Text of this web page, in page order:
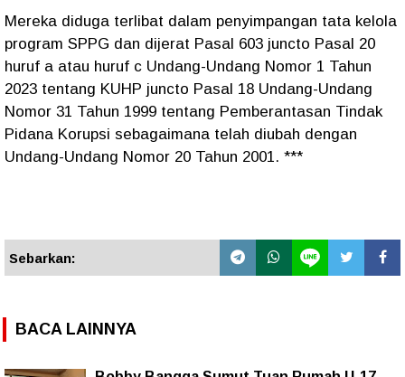
Mereka diduga terlibat dalam penyimpangan tata kelola
program SPPG dan dijerat Pasal 603 juncto Pasal 20
huruf a atau huruf c Undang-Undang Nomor 1 Tahun
2023 tentang KUHP juncto Pasal 18 Undang-Undang
Nomor 31 Tahun 1999 tentang Pemberantasan Tindak
Pidana Korupsi sebagaimana telah diubah dengan
Undang-Undang Nomor 20 Tahun 2001. ***
Sebarkan:
BACA LAINNYA